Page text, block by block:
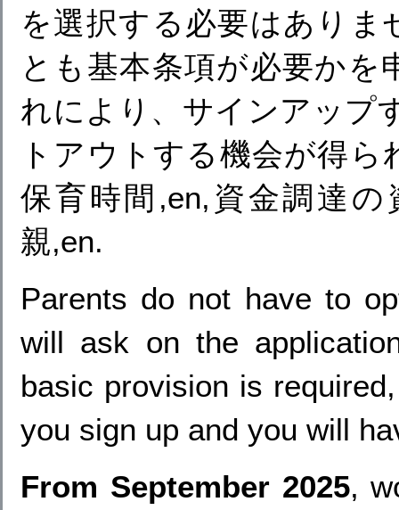
を選択する必要はありま
とも基本条項が必要かを
れにより、サインアップ
トアウトする機会が得
保育時間,en,資金調達
親,en.
Parents do not have to
will ask on the
basic provision is
you sign up and you will
From September 2025,